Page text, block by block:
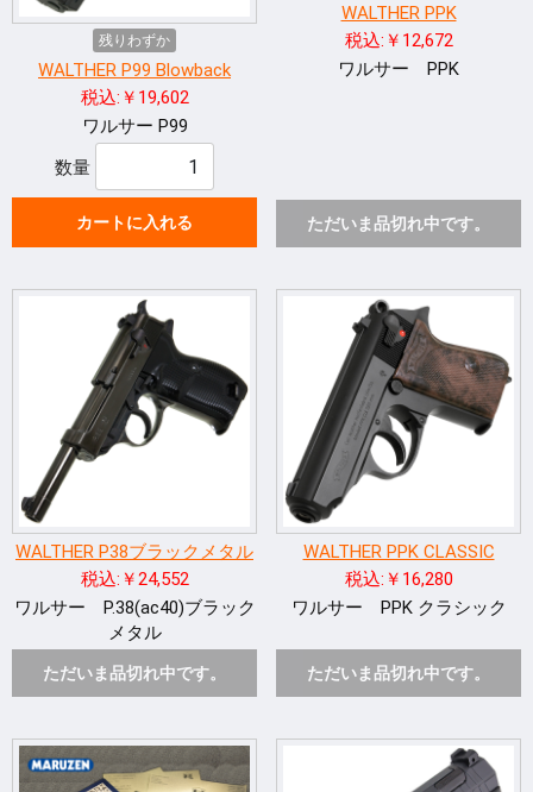
残りわずか
WALTHER P99 Blowback
税込:￥19,602
ワルサー P99
数量
カートに入れる
WALTHER PPK
税込:￥12,672
ワルサー PPK
ただいま品切れ中です。
WALTHER P38ブラックメタル
税込:￥24,552
ワルサー P.38(ac40)ブラック
メタル
ただいま品切れ中です。
WALTHER PPK CLASSIC
税込:￥16,280
ワルサー PPK クラシック
ただいま品切れ中です。